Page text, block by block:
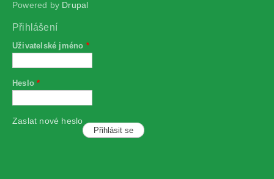
Powered by Drupal
Přihlášení
Uživatelské jméno *
Heslo*
Zaslat nové heslo